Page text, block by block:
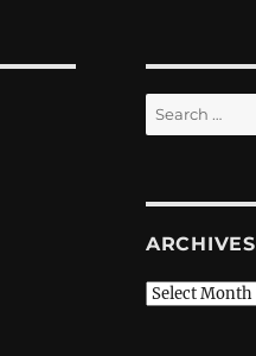
Search
for:
ARCHIVES
Archives